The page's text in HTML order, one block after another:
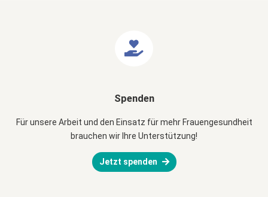
Spenden
Für unsere Arbeit und den Einsatz für mehr Frauengesundheit
brauchen wir Ihre Unterstützung!
Jetzt spenden